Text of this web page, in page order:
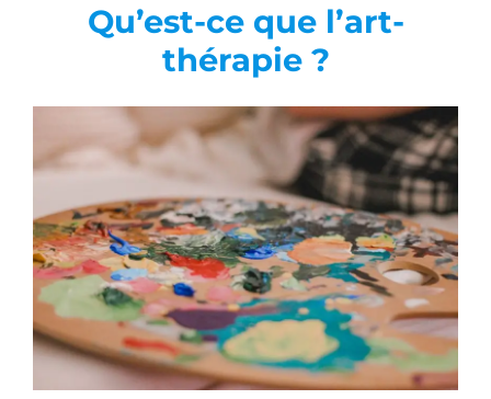
Qu’est-ce que l’art-
thérapie ?